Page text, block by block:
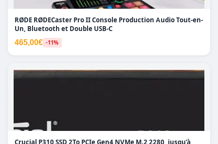
RØDE RØDECaster Pro II Console Production Audio Tout-en-
Un, Bluetooth et Double USB-C
465,00€ -11%
Crucial P310 SSD 2To PCIe Gen4 NVMe M.2 2280, jusqu’à